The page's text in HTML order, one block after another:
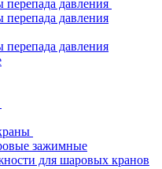
перепада давления
перепада давления
перепада давления
зажимные
для шаровых кранов